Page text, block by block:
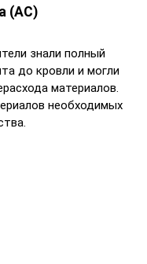
(АС)
знали полный
до кровли и могли
материалов.
необходимых